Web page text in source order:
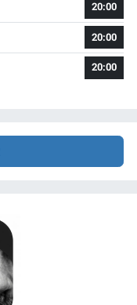
20:00
20:00
20:00